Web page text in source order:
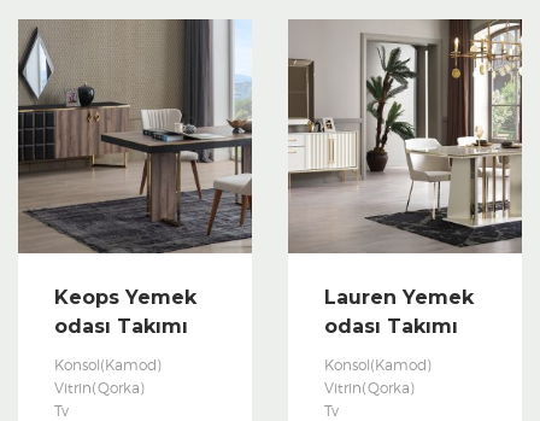
Keops Yemek
odası Takımı
Konsol(Kamod)
Vitrin(Qorka)
Tv
Lauren Yemek
odası Takımı
Konsol(Kamod)
Vitrin(Qorka)
Tv